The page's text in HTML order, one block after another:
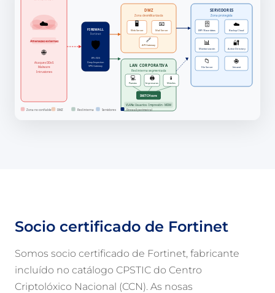
Socio certificado de Fortinet
Somos socio certificado de Fortinet, fabricante
incluído no catálogo CPSTIC do Centro
Criptolóxico Nacional (CCN). As nosas